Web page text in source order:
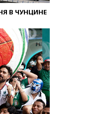
В ЧУНЦИНЕ